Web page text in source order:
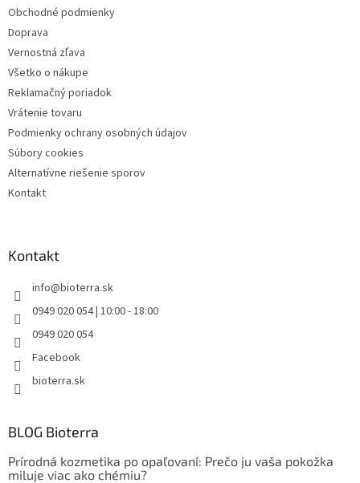
Obchodné podmienky
Doprava
Vernostná zľava
Všetko o nákupe
Reklamačný poriadok
Vrátenie tovaru
Podmienky ochrany osobných údajov
Súbory cookies
Alternatívne riešenie sporov
Kontakt
Kontakt
info@bioterra.sk
0949 020 054 | 10:00 - 18:00
0949 020 054
Facebook
bioterra.sk
BLOG Bioterra
Prírodná kozmetika po opaľovaní: Prečo ju vaša pokožka
miluje viac ako chémiu?